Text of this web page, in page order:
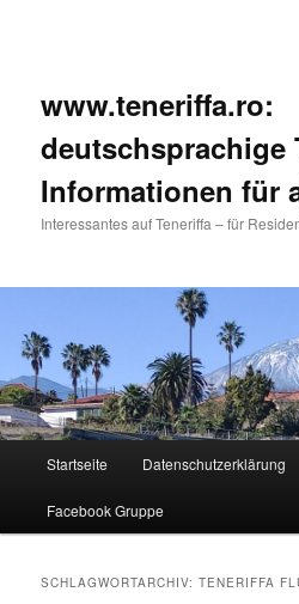
www.teneriffa.ro:
deutschsprachige
Informationen für
Interessantes auf Teneriffa – für
Zum
primären
Zum
sekundären
Startseite Datenschutzerklärung
Facebook Gruppe
SCHLAGWORTARCHIV:TENERIFFA